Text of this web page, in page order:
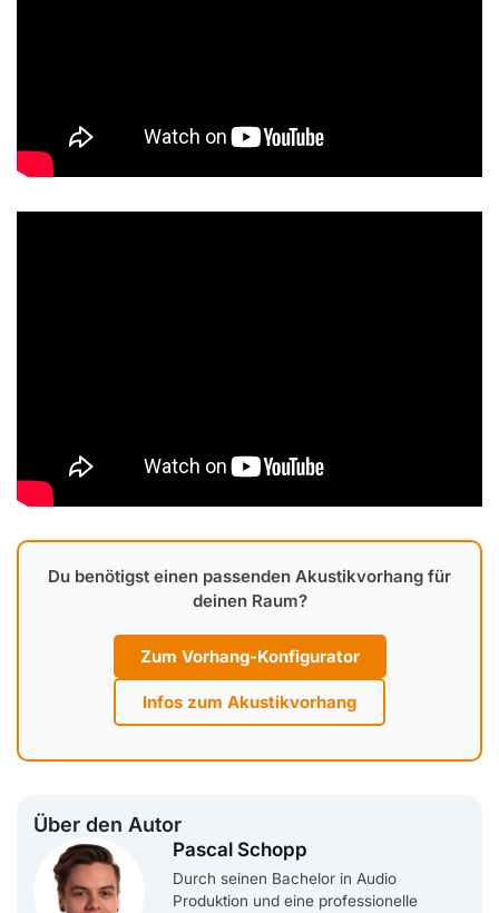
Du benötigst einen passenden Akustikvorhang für
deinen Raum?
Zum Vorhang-Konfigurator
Infos zum Akustikvorhang
Über den Autor
Pascal Schopp
Durch seinen Bachelor in Audio
Produktion und eine professionelle